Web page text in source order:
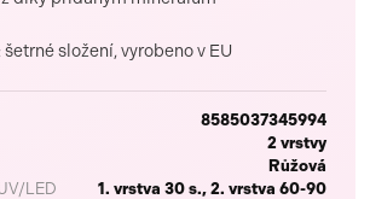
složení, vyrobeno v EU
8585037345994
2 vrstvy
Růžová
LED
1. vrstva 30 s., 2. vrstva 60-90